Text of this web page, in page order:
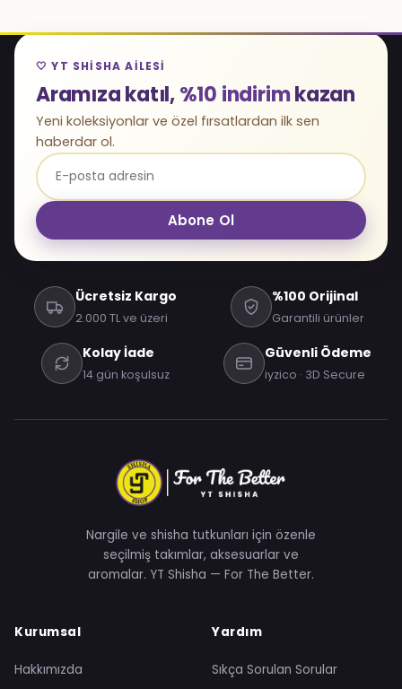
🤍 YT SHISHA AILESI
Aramıza katıl,%10 indirimkazan
Yeni koleksiyonlar ve özel fırsatlardan ilk sen
haberdar ol.
Abone Ol
Ücretsiz Kargo
2.000 TL ve üzeri
%100 Orijinal
Garantili ürünler
Kolay İade
14 gün koşulsuz
Güvenli Ödeme
iyzico · 3D Secure
Nargile ve shisha tutkunları için özenle
seçilmiş takımlar, aksesuarlar ve
aromalar. YT Shisha — For The Better.
Kurumsal
Hakkımızda
Yardım
Sıkça Sorulan Sorular